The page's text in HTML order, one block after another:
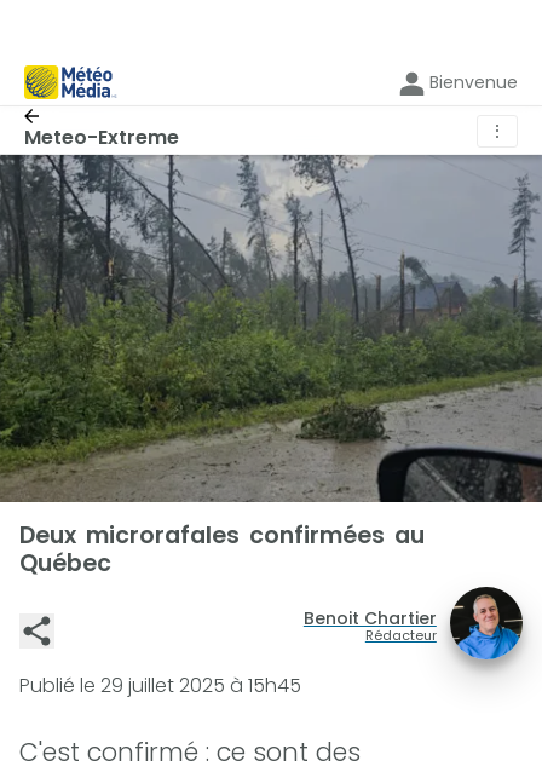
Bienvenue
Meteo-Extreme ⋮
Deux microrafales confirmées au
Québec
Benoit Chartier
Rédacteur
Publié le 29 juillet 2025 à 15h45
C'est confirmé : ce sont des